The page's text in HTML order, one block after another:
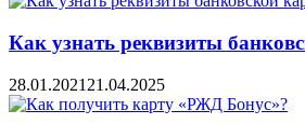
Как узнать реквизиты
28.01.2021 21.04.2025